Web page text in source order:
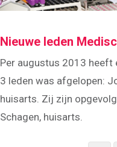
Nieuwe leden
Per augustus 2013 heeft
3 leden was afgelopen:
huisarts. Zij zijn
Schagen, huisarts.